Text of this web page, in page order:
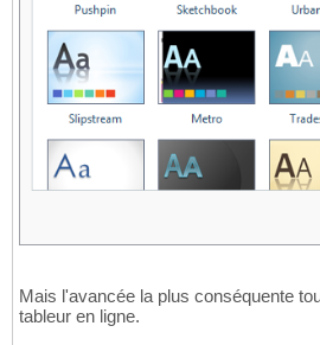
Mais l'avancée la plus conséquente
tableur en ligne.